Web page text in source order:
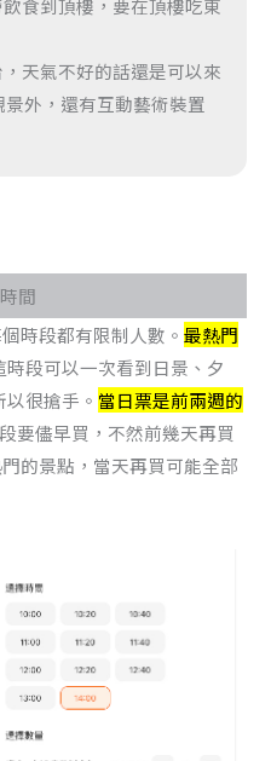
食到頂樓，要在頂樓吃東
天氣不好的話還是可以來
外，還有互動藝術裝置
間
時段都有限制人數。 最熱門
時段可以一次看到日景、夕
很搶手。 當日票是前兩週的
要儘早買，不然前幾天再買
的景點，當天再買可能全部